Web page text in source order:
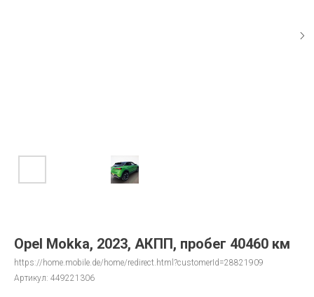
Opel Mokka, 2023, АКПП, пробег 40460 км
https://home.mobile.de/home/redirect.html?customerId=28821909
Артикул: 449221306